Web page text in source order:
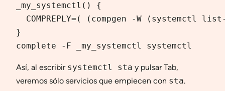
_my_systemctl() {
COMPREPLY=( (compgen -W (systemctl
}
complete -F _my_systemctl systemctl
Así, al escribir systemctl sta y pulsar Tab,
veremos sólo servicios que empiecen con sta.